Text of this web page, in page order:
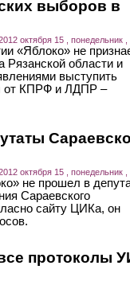
выборов в
октября 15 , понедельник ,
«Яблоко» не
Рязанской области и
выступить
от КПРФ и ЛДПР –
октября 15 , понедельник ,
не прошел в
Сараевского
сайту ЦИКа, он
протоколы